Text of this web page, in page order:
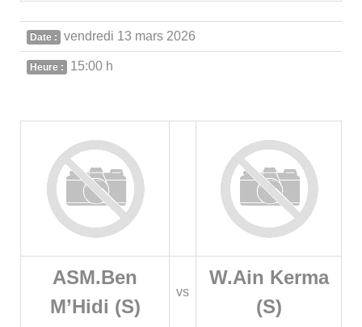
Date : vendredi 13 mars 2026
Heure : 15:00 h
ASM.Ben
M’Hidi (S)
vs
W.Ain Kerma
(S)